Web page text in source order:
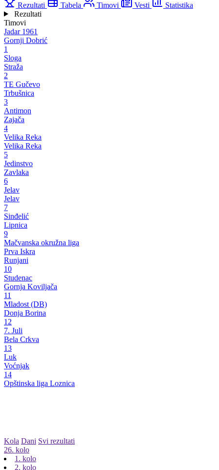
Rezultati Tabela Timovi Vesti
Statistika
Rezultati
Timovi
Jadar 1961
Gornji Dobrić
1
Sloga
Straža
2
TE Gučevo
Trbušnica
3
Antimon
Zajača
4
Velika Reka
Velika Reka
5
Jedinstvo
Zavlaka
6
Jelav
Jelav
7
Sinđelić
Lipnica
9
Mačvanska okružna liga
Prva Iskra
Runjani
10
Studenac
Gornja Koviljača
11
Mladost (DB)
Donja Borina
12
7. Juli
Bela Crkva
13
Luk
Voćnjak
14
Opštinska liga Loznica
Kola Dani Svi rezultati
26. kolo
1. kolo
2. kolo